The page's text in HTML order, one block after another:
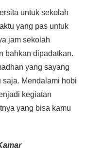
untuk sekolah
yang pas untuk
jam sekolah
bahkan dipadatkan.
yang sayang
saja. Mendalami hobi
kegiatan
yang bisa kamu